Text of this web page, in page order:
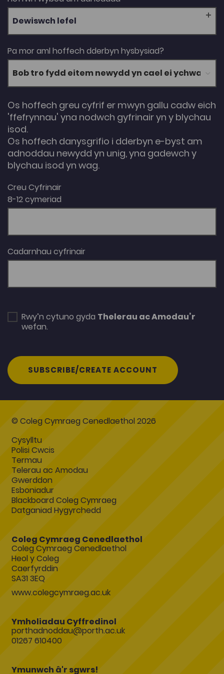
Dewiswch lefel
Pa mor aml hoffech dderbyn hysbysiad?
Os hoffech greu cyfrif er mwyn gallu cadw eich
'ffefrynnau' yna nodwch gyfrinair yn y blychau
isod.
Os hoffech danysgrifio i dderbyn e-byst am
adnoddau newydd yn unig, yna gadewch y
blychau isod yn wag.
Creu Cyfrinair
8-12 cymeriad
Cadarnhau cyfrinair
Rwy’n cytuno gyda Thelerau ac Amodau’r
wefan.
SUBSCRIBE/CREATE ACCOUNT
© Coleg Cymraeg Cenedlaethol 2026
Cysylltu
Polisi Cwcis
Termau
Telerau ac Amodau
Gwerddon
Esboniadur
Blackboard Coleg Cymraeg
Datganiad Hygyrchedd
Coleg Cymraeg Cenedlaethol
Coleg Cymraeg Cenedlaethol
Heol y Coleg
Caerfyrddin
SA31 3EQ
www.colegcymraeg.ac.uk
Ymholiadau Cyffredinol
porthadnoddau@porth.ac.uk
01267 610400
Ymunwch â'r sgwrs!